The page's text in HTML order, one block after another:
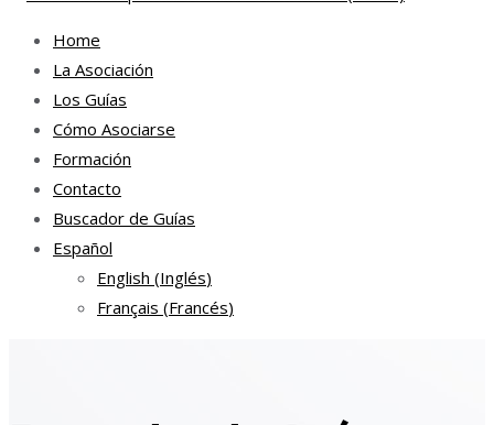
Home
La Asociación
Los Guías
Cómo Asociarse
Formación
Contacto
Buscador de Guías
Español
English (Inglés)
Français (Francés)